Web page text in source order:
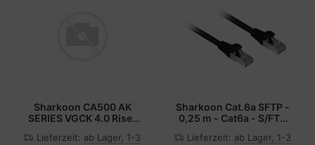
Sharkoon CA500 AK
SERIES VGCK 4.0 Riser
Lieferzeit: ab Lager, 1-3
Sharkoon Cat.6a SFTP -
0,25 m - Cat6a - S/FTP
Lieferzeit: ab Lager, 1-3